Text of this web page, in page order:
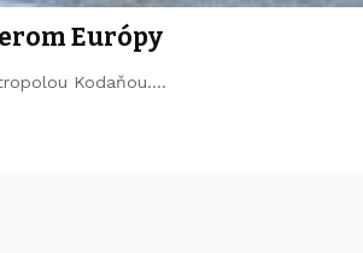
Európy
Kodaňou.…